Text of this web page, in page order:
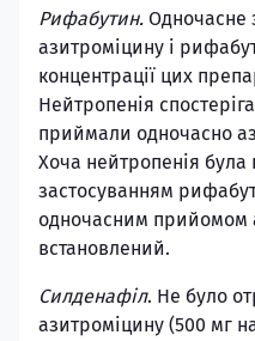
Рифабутин. Одночасне
азитроміцину і
концентрації цих
Нейтропенія
приймали одночасно
Хоча нейтропенія була
застосуванням
одночасним прийомом
встановлений.
Силденафіл. Не було
азитроміцину (500 мг